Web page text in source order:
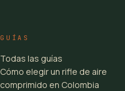
GUÍAS
Todas las guías
Cómo elegir un rifle de aire
comprimido en Colombia